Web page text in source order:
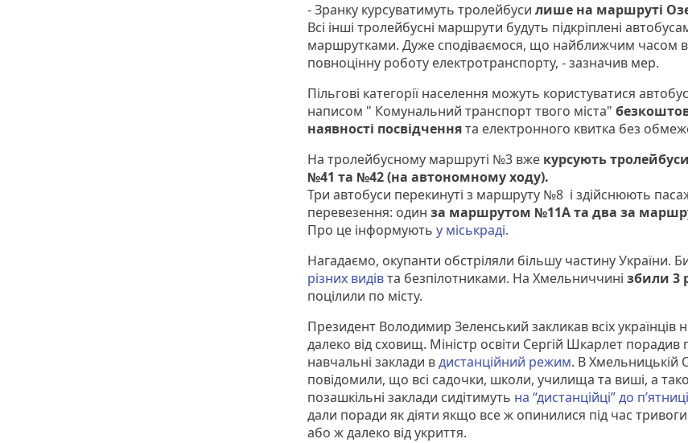
- Зранку курсуватимуть тролейбуси лише на маршруті
Всі інші тролейбусні маршрути будуть підкріплені
маршрутками. Дуже сподіваємося, що найближчим часом
повноцінну роботу електротранспорту, - зазначив мер.
Пільгові категорії населення можуть користуватися
написом " Комунальний транспорт твого міста"
наявності посвідченнята електронного квитка без
На тролейбусному маршруті №3 вже курсують
№41 та №42 (на автономному ходу).
Три автобуси перекинуті з маршруту №8 і здійснюють
перевезення: один за маршрутом №11А та два за
Про це інформують у міськраді.
Нагадаємо, окупанти обстріляли більшу частину України.
різних видівта безпілотниками. На Хмельниччині збили 3
поцілили по місту.
Президент Володимир Зеленський закликав всіх українців
далеко від сховищ. Міністр освіти Сергій Шкарлет порадив
навчальні заклади вдистанційний режим. В Хмельницькій
повідомили, що всі садочки, школи, училища та виші, а
позашкільні заклади сидітимуть на “дистанційці” до
дали поради як діяти якщо все ж опинилися під час тривоги
або ж далеко від укриття.